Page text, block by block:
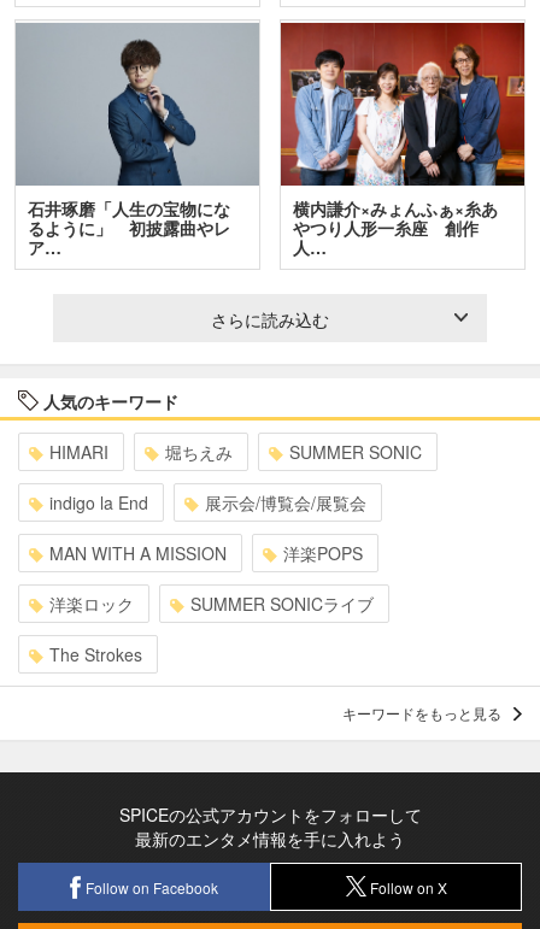
石井琢磨「人生の宝物にな
るように」 初披露曲やレ
ア…
横内謙介×みょんふぁ×糸あ
やつり人形一糸座 創作
人…
さらに読み込む
人気のキーワード
HIMARI 堀ちえみ SUMMER SONIC
indigo la End 展示会/博覧会/展覧会
MAN WITH A MISSION 洋楽POPS
洋楽ロック SUMMER SONICライブ
The Strokes
キーワードをもっと見る
SPICEの公式アカウントをフォローして
最新のエンタメ情報を手に入れよう
Follow on Facebook Follow on X